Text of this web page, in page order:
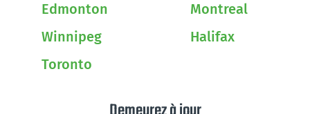
Edmonton
Winnipeg
Toronto
Montreal
Halifax